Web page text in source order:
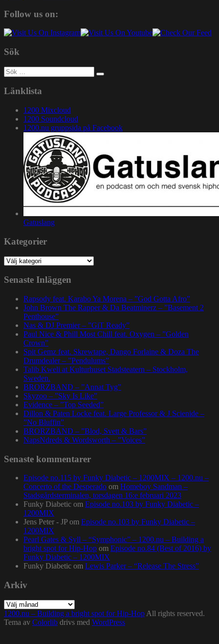
Follow us on:
Sök
Sök
efter:
Länklista
1200 Mixcloud
1200 Soundcloud
1200.nu gruppsida på Facebook
Gatuslang
Kategorier
Kategorier
Senaste Inläggen
Rapsody feat. Karabo Ya Morena – ”God Gotta Afro”
John Brown The Rapper & Da Beatminerz – ”Basement 2
Penthouse”
Nas & DJ Premier – ”GiT Ready”
Paul Nice & Phill Most Chill feat. Oxygen – ”Golden
Crown”
Spit Gemz feat. Skrewtape, Dango Forlaine & Doza The
Drumdealer – ”Pendulums”
Talib Kweli at Kulturhuset Stadsteatern – Stockholm,
Sweden.
BRORZBAND – ”Annat Tyg”
Skyzoo – ”Sky Is Like”
Evidence – ”Top Seeded”
Dillon & Paten Locke feat. Large Professor & J Scienide –
”No Bluffin”
BRORZBAND – ”Blod, Svett & Bars”
NapsNdreds & Wordsworth – ”Voices”
Senaste kommentarer
Episode no.115 by Funky Diabetic – 1200MIX – 1200.nu –
Concerto of the Desperado om Homeboy Sandman –
Stadsgårdsterminalen, torsdagen 16:e februari 2023
Funky Diabetic om Episode no.103 by Funky Diabetic –
1200MIX
Jens Peter - JP om Episode no.103 by Funky Diabetic –
1200MIX
Pearl Gates & Syll – “Symphonic” – 1200.nu – Building a
bright spot for Hip-Hop om Episode no.84 (Best of 2016) by
Funky Diabetic – 1200MIX
Funky Diabetic om Lewis Parker – “Release The Stress”
Arkiv
Arkiv
1200.nu – Building a bright spot for Hip-Hop All rights reserved.
Tema av Colorlib drivs med WordPress